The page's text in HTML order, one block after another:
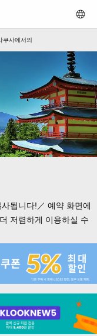
쿠사에서의
됩니다!／ 예약 화면에
저렴하게 이용하실 수